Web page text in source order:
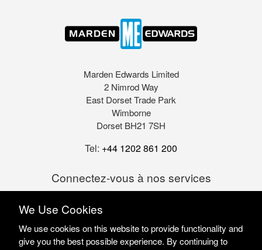
Marden Edwards Limited
2 Nimrod Way
East Dorset Trade Park
Wimborne
Dorset BH21 7SH
Tel: +44 1202 861 200
Connectez-vous à nos services
We Use Cookies
We use cookies on this website to provide functionality and
give you the best possible experience. By continuing to